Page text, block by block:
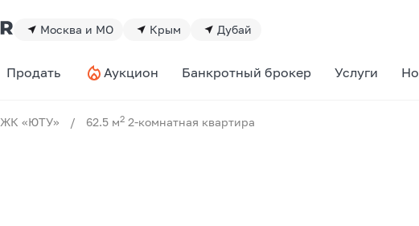
Москва и МО Крым Дубай
Продать Аукцион Банкротный брокер Услуги
ЖК «ЮТУ» / 62.5 м2 2-комнатная квартира